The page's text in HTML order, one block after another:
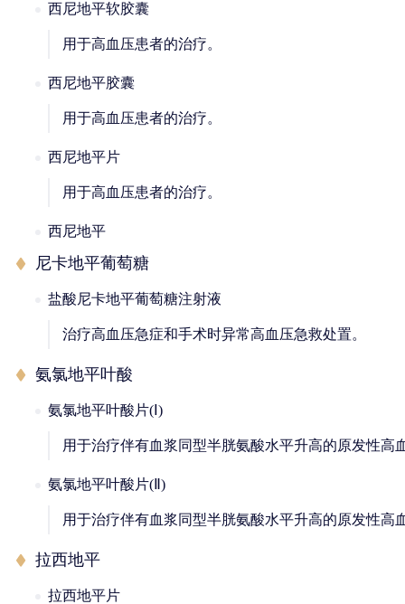
西尼地平软胶囊
用于高血压患者的治疗。
西尼地平胶囊
用于高血压患者的治疗。
西尼地平片
用于高血压患者的治疗。
西尼地平
尼卡地平葡萄糖
盐酸尼卡地平葡萄糖注射液
治疗高血压急症和手术时异常高血压急救处置。
氨氯地平叶酸
氨氯地平叶酸片(Ⅰ)
用于治疗伴有血浆同型半胱氨酸水平升高的原发性
氨氯地平叶酸片(Ⅱ)
用于治疗伴有血浆同型半胱氨酸水平升高的原发性
拉西地平
拉西地平片